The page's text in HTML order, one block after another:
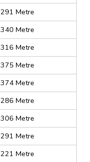
291 Metre
340 Metre
316 Metre
375 Metre
374 Metre
286 Metre
306 Metre
291 Metre
221 Metre